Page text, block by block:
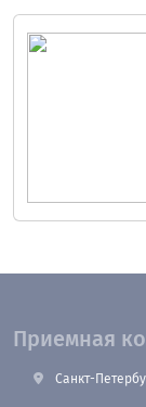
Приемная
Санкт-